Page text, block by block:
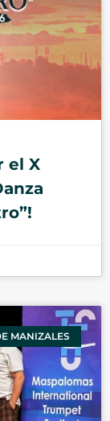
el X
MANIZALES